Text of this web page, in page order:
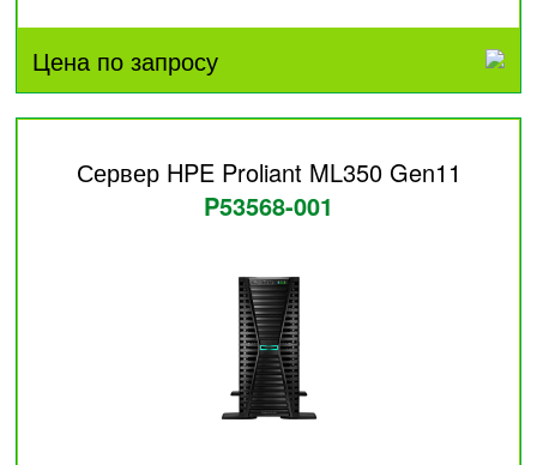
Цена по запросу
Сервер HPE Proliant ML350 Gen11
P53568-001